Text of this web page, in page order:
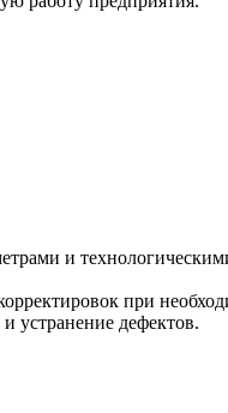
и
при
устранение дефектов.